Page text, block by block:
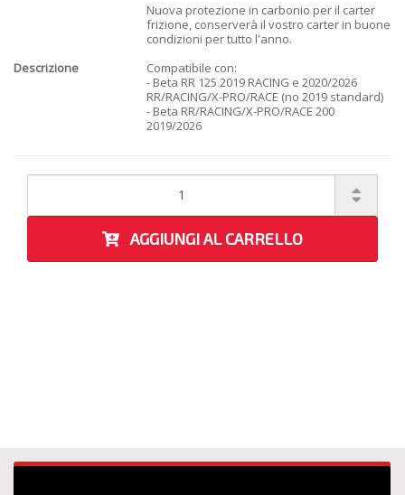
Descrizione
Nuova protezione in carbonio per il carter
frizione, conserverà il vostro carter in buone
condizioni per tutto l'anno.
Compatibile con:
- Beta RR 125 2019 RACING e 2020/2026
RR/RACING/X-PRO/RACE (no 2019 standard)
- Beta RR/RACING/X-PRO/RACE 200
2019/2026
AGGIUNGI AL CARRELLO